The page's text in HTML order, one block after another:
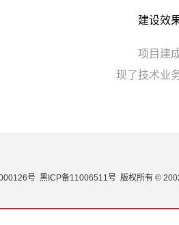
建设效
项目建
现了技术业
号 黑ICP备11006511号 版权所有 ©